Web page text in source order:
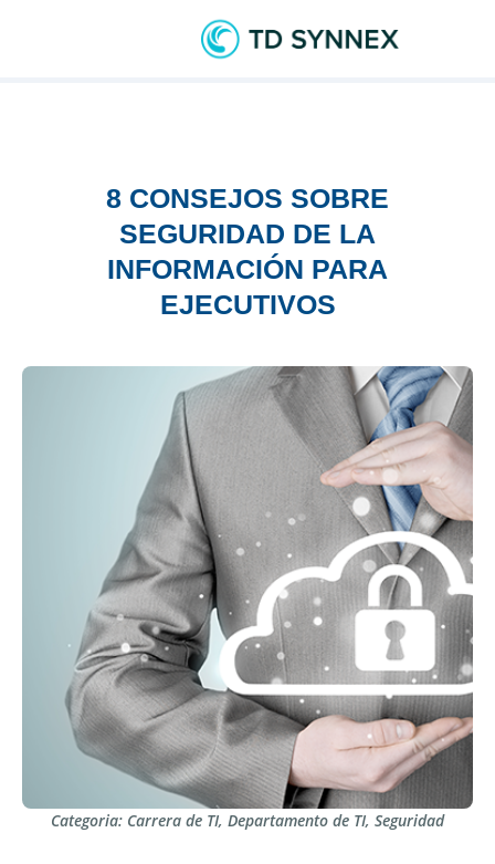
8 CONSEJOS SOBRE
SEGURIDAD DE LA
INFORMACIÓN PARA
EJECUTIVOS
Categoria: Carrera de TI, Departamento de TI, Seguridad